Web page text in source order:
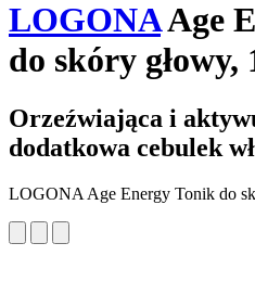
LOGONAAge
do skóry głowy,
Orzeźwiająca i
dodatkowa cebulek
LOGONA Age Energy Tonik do